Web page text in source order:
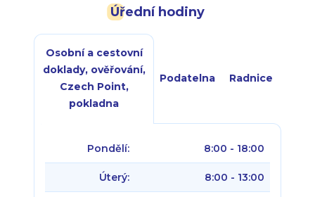
Úřední hodiny
Osobní a cestovní
doklady, ověřování,
Czech Point,
pokladna
Podatelna Radnice
Pondělí: 8:00 - 18:00
Úterý: 8:00 - 13:00